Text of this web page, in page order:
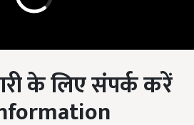
केलिएसंपर्ककरें